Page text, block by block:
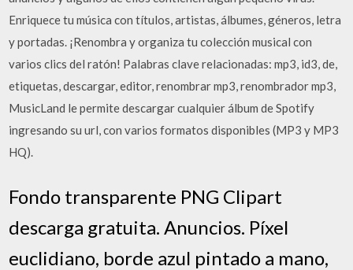
Enriquece tu música con títulos, artistas, álbumes, géneros, letra
y portadas. ¡Renombra y organiza tu colección musical con
varios clics del ratón! Palabras clave relacionadas: mp3, id3, de,
etiquetas, descargar, editor, renombrar mp3, renombrador mp3,
MusicLand le permite descargar cualquier álbum de Spotify
ingresando su url, con varios formatos disponibles (MP3 y MP3
HQ).
Fondo transparente PNG Clipart
descarga gratuita. Anuncios. Píxel
euclidiano, borde azul pintado a mano,